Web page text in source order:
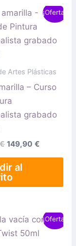
¡Oferta!
Artes Plásticas
– Curso
grabado
€
El
original
era:
199,90 €.
149,90 €
El
precio
es:
al
¡Oferta!
El
actual